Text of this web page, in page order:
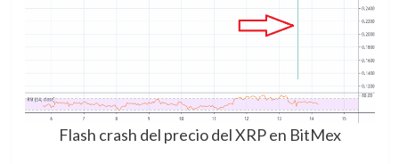
Flash crash del precio del XRP en BitMex